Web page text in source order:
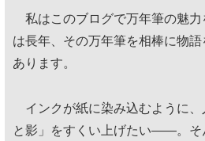
私はこのブログで万年筆の魅力
は長年、その万年筆を相棒に物語
あります。
インクが紙に染み込むように、
と影」をすくい上げたい——。そ